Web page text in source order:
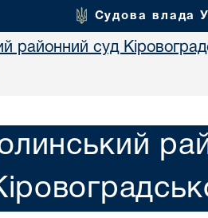
Судова влада
районний суд